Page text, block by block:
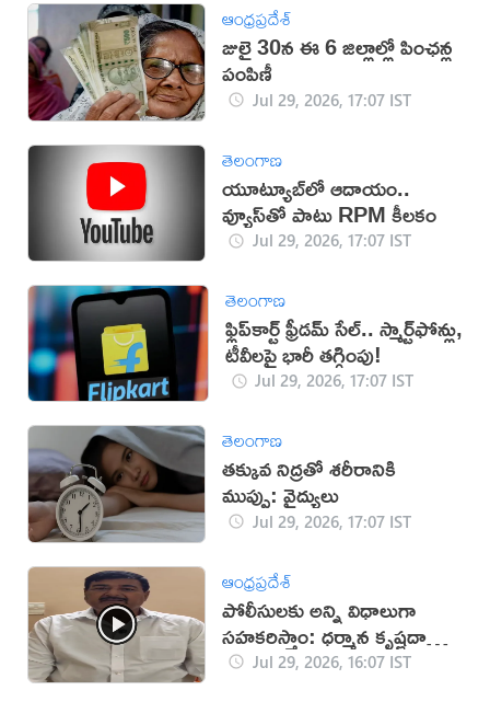
ఆంధ్రప్రదేశ్
జులై 30న ఈ 6 జిల్లాల్లో పింఛన్ల
పంపిణీ
Jul 29, 2026, 17:07 IST
తెలంగాణ
యూట్యూబ్‌లో ఆదాయం..
వ్యూస్‌తో పాటు RPM కీలకం
Jul 29, 2026, 17:07 IST
తెలంగాణ
ఫ్లిప్‌కార్ట్ ఫ్రీడమ్ సేల్.. స్మార్ట్‌ఫోన్లు,
టీవీలపై భారీ తగ్గింపు!
Jul 29, 2026, 17:07 IST
తెలంగాణ
తక్కువ నిద్రతో శరీరానికి
ముప్పు: వైద్యులు
Jul 29, 2026, 17:07 IST
ఆంధ్రప్రదేశ్
పోలీసులకు అన్ని విధాలుగా
సహకరిస్తాం: ధర్మాన కృష్ణదాస్
(వీడియో)
Jul 29, 2026, 16:07 IST